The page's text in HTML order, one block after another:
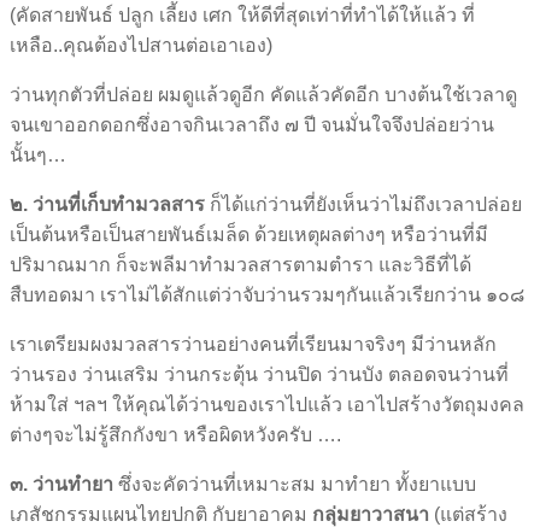
(คัดสายพันธ์ ปลูก เลี้ยง เศก ให้ดีที่สุดเท่าที่ทำได้ให้แล้ว ที่
เหลือ..คุณต้องไปสานต่อเอาเอง)
ว่านทุกตัวที่ปล่อย ผมดูแล้วดูอีก คัดแล้วคัดอีก บางต้นใช้เวลาดู
จนเขาออกดอกซึ่งอาจกินเวลาถึง ๗ ปี จนมั่นใจจึงปล่อยว่าน
นั้นๆ…
๒. ว่านที่เก็บทำมวลสาร ก็ได้แก่ว่านที่ยังเห็นว่าไม่ถึงเวลาปล่อย
เป็นต้นหรือเป็นสายพันธ์เมล็ด ด้วยเหตุผลต่างๆ หรือว่านที่มี
ปริมาณมาก ก็จะพลีมาทำมวลสารตามตำรา และวิธีที่ได้
สืบทอดมา เราไม่ได้สักแต่ว่าจับว่านรวมๆกันแล้วเรียกว่าน ๑๐๘
เราเตรียมผงมวลสารว่านอย่างคนที่เรียนมาจริงๆ มีว่านหลัก
ว่านรอง ว่านเสริม ว่านกระตุ้น ว่านปิด ว่านบัง ตลอดจนว่านที่
ห้ามใส่ ฯลฯ ให้คุณได้ว่านของเราไปแล้ว เอาไปสร้างวัตถุมงคล
ต่างๆจะไม่รู้สึกกังขา หรือผิดหวังครับ ….
๓. ว่านทำยา ซึ่งจะคัดว่านที่เหมาะสม มาทำยา ทั้งยาแบบ
เภสัชกรรมแผนไทยปกติ กับยาอาคม กลุ่มยาวาสนา (แต่สร้าง